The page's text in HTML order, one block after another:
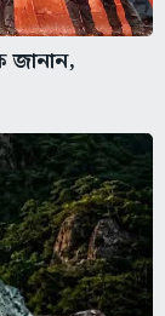
জানান,